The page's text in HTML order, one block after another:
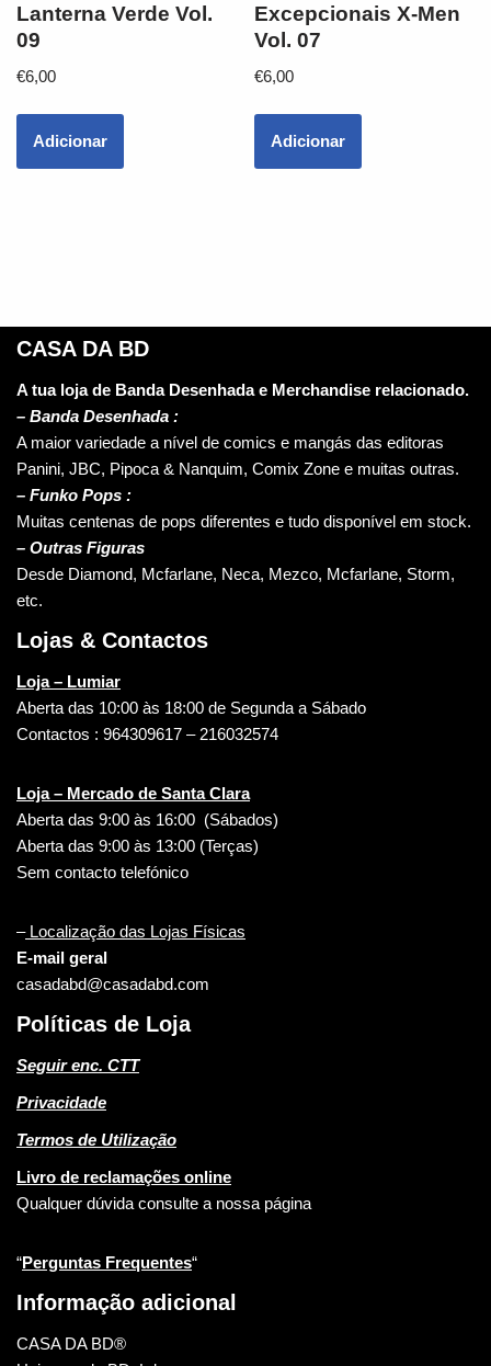
Lanterna Verde Vol.
09
€6,00
Adicionar
Excepcionais X-Men
Vol. 07
€6,00
Adicionar
CASA DA BD
A tua loja de Banda Desenhada e Merchandise relacionado.
– Banda Desenhada :
A maior variedade a nível de comics e mangás das editoras
Panini, JBC, Pipoca & Nanquim, Comix Zone e muitas outras.
– Funko Pops :
Muitas centenas de pops diferentes e tudo disponível em stock.
– Outras Figuras
Desde Diamond, Mcfarlane, Neca, Mezco, Mcfarlane, Storm,
etc.
Lojas & Contactos
Loja – Lumiar
Aberta das 10:00 às 18:00 de Segunda a Sábado
Contactos : 964309617 – 216032574
Loja – Mercado de Santa Clara
Aberta das 9:00 às 16:00 (Sábados)
Aberta das 9:00 às 13:00 (Terças)
Sem contacto telefónico
–Localização das Lojas Físicas
E-mail geral
casadabd@casadabd.com
Políticas de Loja
Seguir enc. CTT
Privacidade
Termos de Utilização
Livro de reclamações online
Qualquer dúvida consulte a nossa página
“Perguntas Frequentes“
Informação adicional
CASA DA BD®